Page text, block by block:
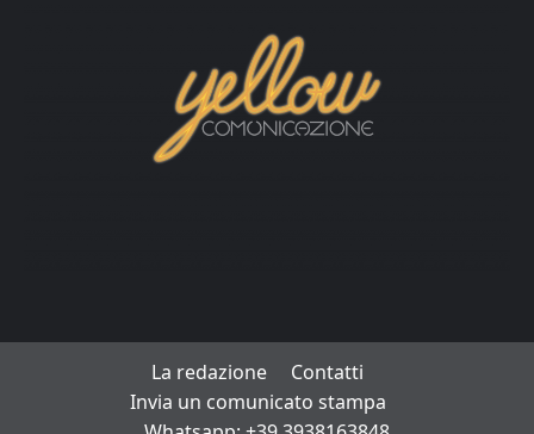
La redazione
Contatti
Invia un comunicato stampa